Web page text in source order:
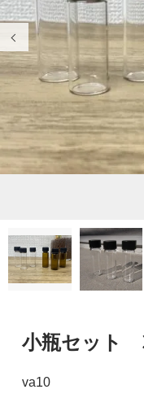
小瓶セット
va10